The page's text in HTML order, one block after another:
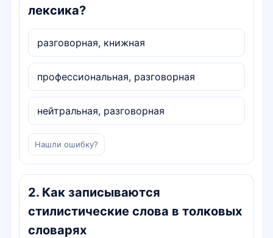
лексика?
разговорная, книжная
профессиональная, разговорная
нейтральная, разговорная
Нашли ошибку?
2. Как записываются
стилистические слова в толковых
словарях